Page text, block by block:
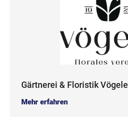
Gärtnerei & Floristik Vögele
Mehr erfahren